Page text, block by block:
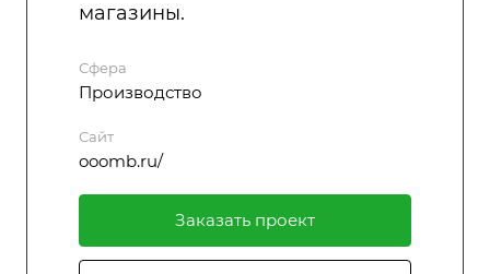
магазины.
Сфера
Производство
Сайт
ooomb.ru/
Заказать проект